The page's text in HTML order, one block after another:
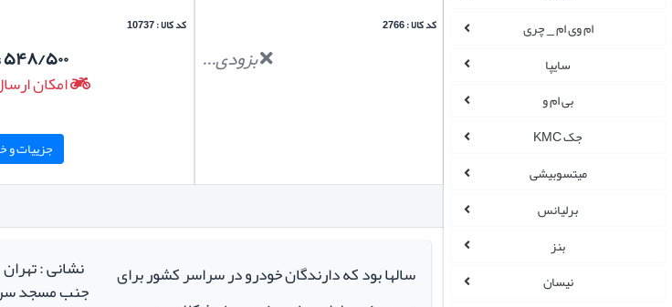
ام وی ام _ چری
سایپا
بی ام و
جک KMC
میتسوبیشی
برلیانس
بنز
نیسان
کد کالا : 2766
بزودی...
کد کالا : 10737
۵۴۸/۵۰۰
امکان
جزییات و
سالها بود که دارندگان خودرو در سراسر کشور برای
نشانی :
جنب مسجد